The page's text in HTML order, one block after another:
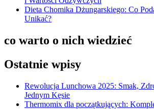
Dieta Chomika Dżungarskiego: Co
Unikać?
co warto o nich wiedzieć
Ostatnie wpisy
Rewolucja Lunchowa 2025: Smak,
Jednym Kęsie
Thermomix dla początkujących: